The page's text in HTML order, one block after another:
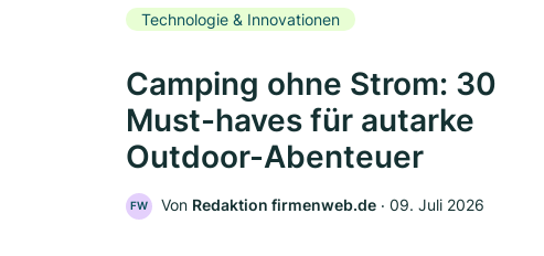
Technologie & Innovationen
Camping ohne Strom: 30
Must-haves für autarke
Outdoor-Abenteuer
FW Von Redaktion firmenweb.de ‧ 09. Juli 2026